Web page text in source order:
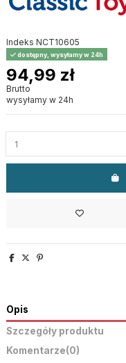
Indeks NCT10605
dostępny, wysyłamy w 24h
94,99 zł
Brutto
wysyłamy w 24h
Opis
Szczegóły produktu
Komentarze(0)